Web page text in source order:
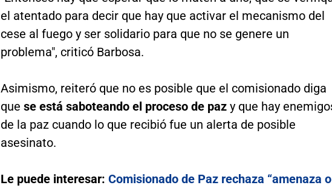
el atentado para decir que hay que activar el mecanismo del
cese al fuego y ser solidario para que no se genere un
problema", criticó Barbosa.
Asimismo, reiteró que no es posible que el comisionado diga
que se está saboteando el proceso de pazy que hay
de la paz cuando lo que recibió fue un alerta de posible
asesinato.
Le puede interesar: Comisionado de Paz rechaza “amenaza o